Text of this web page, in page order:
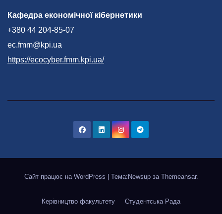
Кафедра економічної кібернетики
+380 44 204-85-07
ec.fmm@kpi.ua
https://ecocyber.fmm.kpi.ua/
Сайт працює на WordPress Тема:Newsup за Themeansar.
Керівництво факультету Студентська Рада